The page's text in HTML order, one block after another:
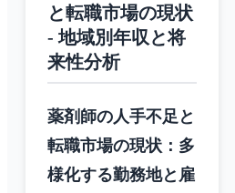
と転職市場の現状
- 地域別年収と将
来性分析
薬剤師の人手不足と
転職市場の現状：多
様化する勤務地と雇